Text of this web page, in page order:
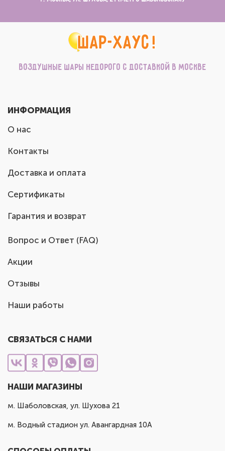
Воздушные шары недорого с доставкой в Москве
ИНФОРМАЦИЯ
О нас
Контакты
Доставка и оплата
Сертификаты
Гарантия и возврат
Вопрос и Ответ (FAQ)
Акции
Отзывы
Наши работы
СВЯЗАТЬСЯ С НАМИ
НАШИ МАГАЗИНЫ
м. Шаболовская, ул. Шухова 21
м. Водный стадион ул. Авангардная 10А